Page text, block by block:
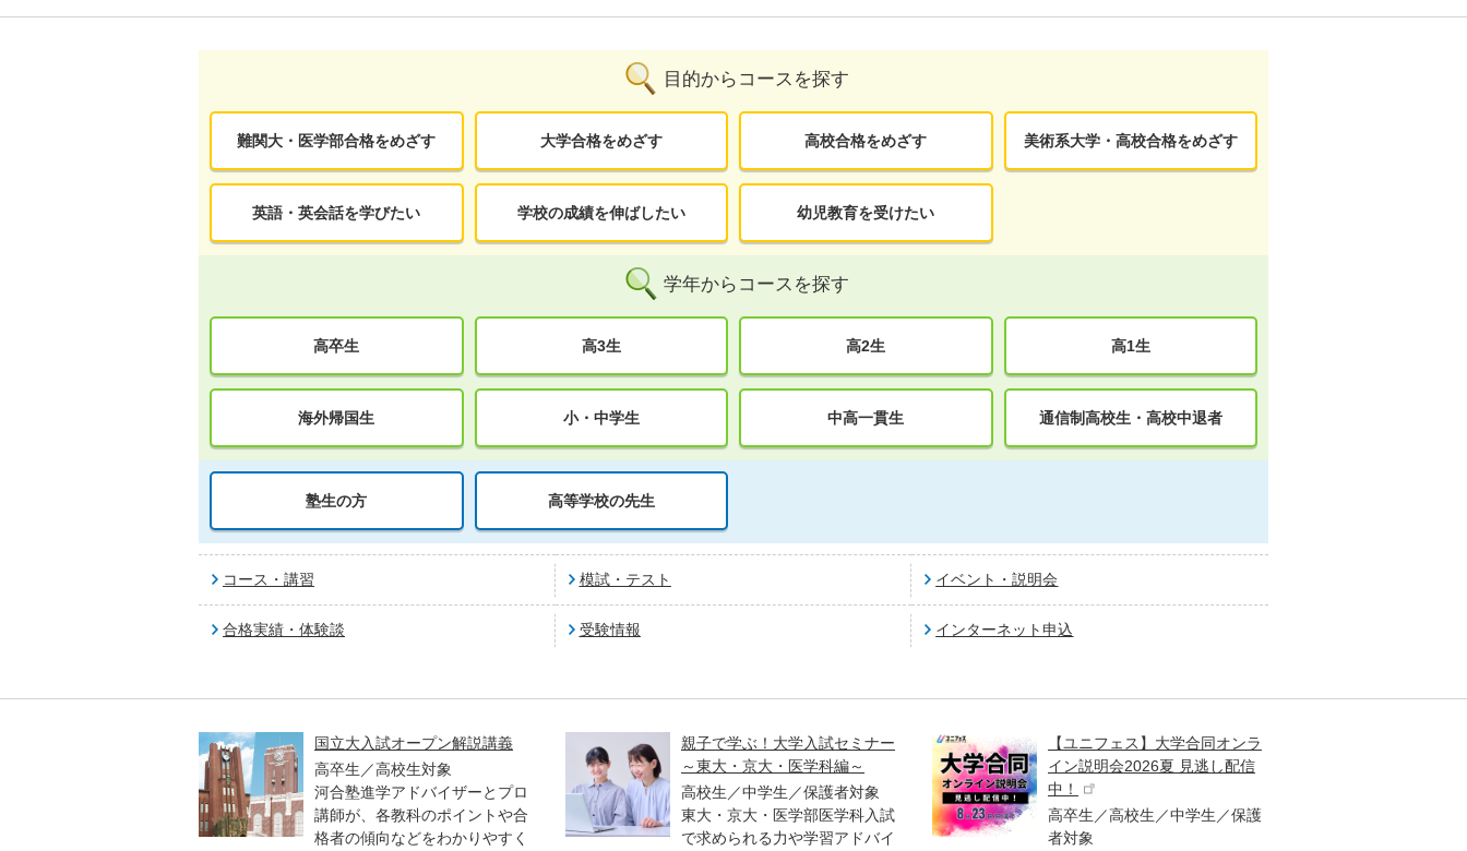
目的からコースを探す
難関大・医学部合格をめざす 大学合格をめざす 高校合格をめざす 美術系大学・高校合格をめざす
英語・英会話を学びたい 学校の成績を伸ばしたい 幼児教育を受けたい
学年からコースを探す
高卒生 高3生 高2生 高1生
海外帰国生 小・中学生 中高一貫生 通信制高校生・高校中退者
塾生の方 高等学校の先生
コース・講習 模試・テスト イベント・説明会
合格実績・体験談 受験情報 インターネット申込
国立大入試オープン解説講義
高卒生／高校生対象
河合塾進学アドバイザーとプロ
講師が、各教科のポイントや合
格者の傾向などをわかりやすく
親子で学ぶ！大学入試セミナー
～東大・京大・医学科編～
高校生／中学生／保護者対象
東大・京大・医学部医学科入試
で求められる力や学習アドバイ
【ユニフェス】大学合同オンラ
イン説明会2026夏 見逃し配信
中！
高卒生／高校生／中学生／保護
者対象